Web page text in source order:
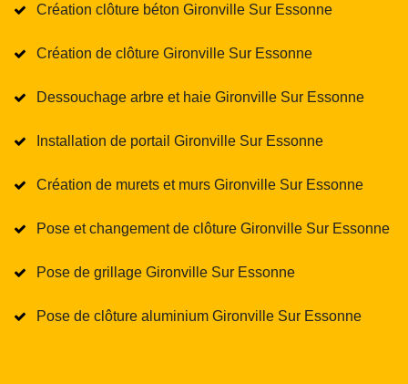
Création clôture béton Gironville Sur Essonne
Création de clôture Gironville Sur Essonne
Dessouchage arbre et haie Gironville Sur Essonne
Installation de portail Gironville Sur Essonne
Création de murets et murs Gironville Sur Essonne
Pose et changement de clôture Gironville Sur Essonne
Pose de grillage Gironville Sur Essonne
Pose de clôture aluminium Gironville Sur Essonne